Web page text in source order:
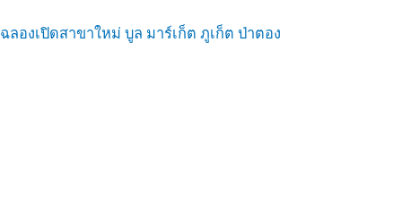
ฉลองเปิดสาขาใหม่ บูล มาร์เก็ต ภูเก็ต ป่าตอง